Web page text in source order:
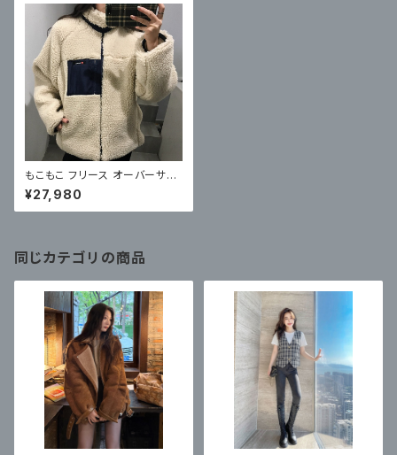
もこもこ フリース オーバーサイ
ズ ボアブルゾン
¥27,980
同じカテゴリの商品